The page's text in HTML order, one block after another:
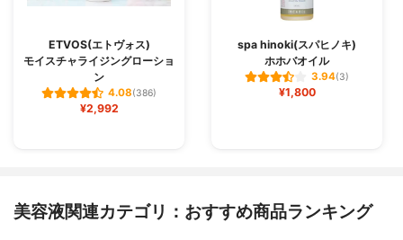
ETVOS(エトヴォス)
モイスチャライジングローショ
ン
4.08(386)
¥2,992
spa hinoki(スパヒノキ)
ホホバオイル
3.94(3)
¥1,800
美容液関連カテゴリ：おすすめ商品ランキング